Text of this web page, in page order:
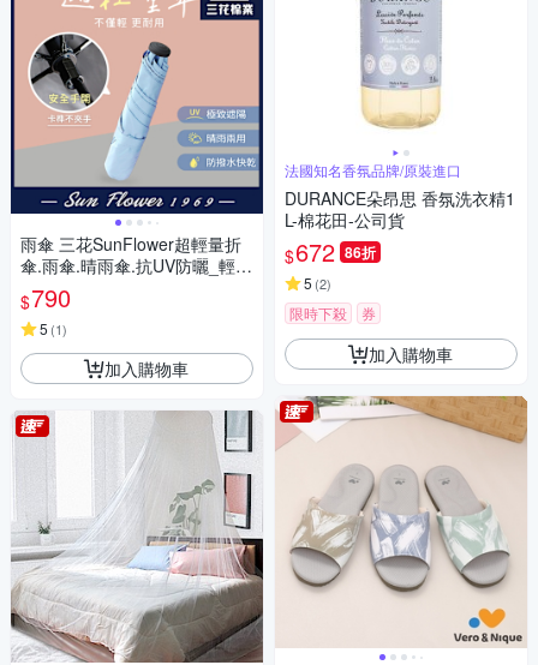
雨傘 三花SunFlower超輕量折
傘.雨傘.晴雨傘.抗UV防曬_輕水
藍
$790
5 (1)
加入購物車
法國知名香氛品牌/原裝進口
DURANCE朵昂思 香氛洗衣精1
L-棉花田-公司貨
$672 86折
5 (2)
限時下殺 券
加入購物車